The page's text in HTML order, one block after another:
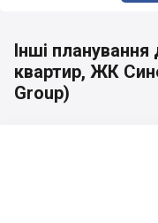
Інші планування
квартир, ЖК
Group)